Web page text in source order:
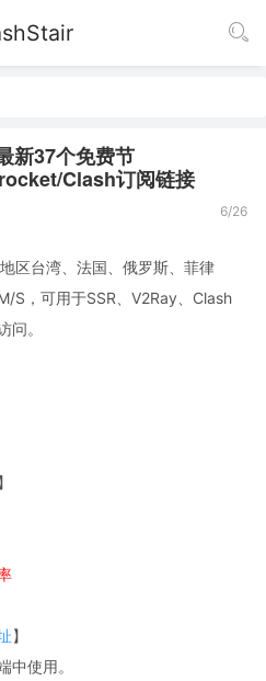
新37个免费节
Clash订阅链接
6/26
区台湾、法国、俄罗斯、菲律
S，可用于SSR、V2Ray、Clash
问。
】
】
中使用。